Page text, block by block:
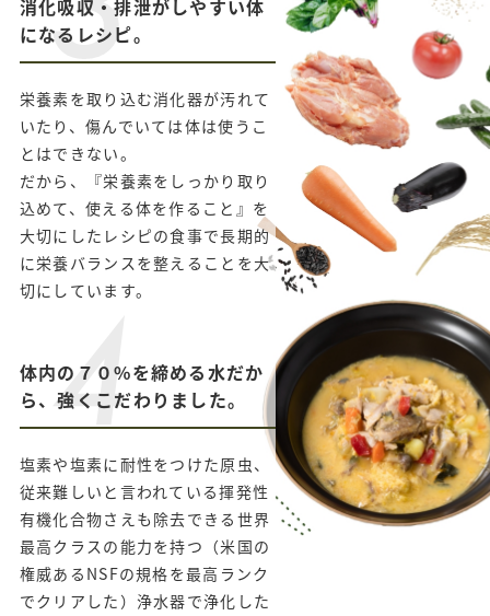
消化吸収・排泄がしやすい体
になるレシピ。
栄養素を取り込む消化器が汚れて
いたり、傷んでいては体は使うこ
とはできない。
だから、『栄養素をしっかり取り
込めて、使える体を作ること』を
⼤切にしたレシピの⾷事で⻑期的
に栄養バランスを整えることを⼤
切にしています。
体内の７０%を締める水だか
ら、強くこだわりました。
塩素や塩素に耐性をつけた原⾍、
従来難しいと⾔われている揮発性
有機化合物さえも除去できる世界
最⾼クラスの能⼒を持つ（⽶国の
権威あるNSFの規格を最⾼ランク
でクリアした）浄⽔器で浄化した